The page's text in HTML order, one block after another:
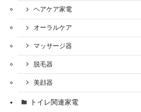
ヘアケア家電
オーラルケア
マッサージ器
脱毛器
美顔器
トイレ関連家電